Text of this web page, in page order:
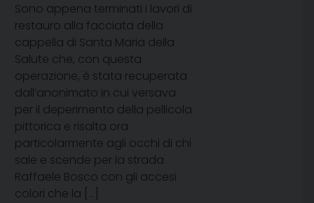
Sono appena terminati i lavori di
restauro alla facciata della
cappella di Santa Maria della
Salute che, con questa
operazione, è stata recuperata
dall’anonimato in cui versava
per il deperimento della pellicola
pittorica e risalta ora
particolarmente agli occhi di chi
sale e scende per la strada
Raffaele Bosco con gli accesi
colori che la […]